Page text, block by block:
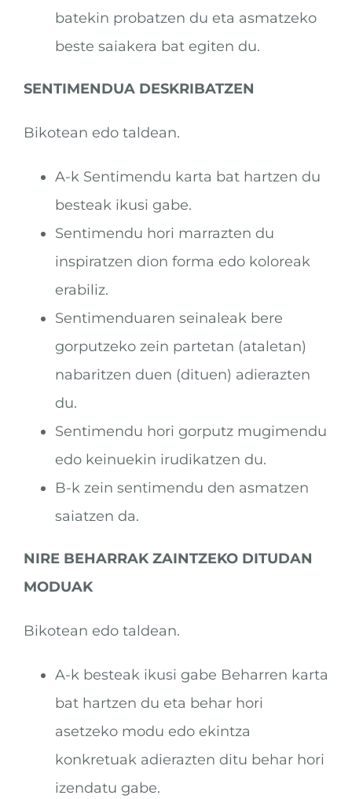
batekin probatzen du eta asmatzeko
beste saiakera bat egiten du.
SENTIMENDUA DESKRIBATZEN
Bikotean edo taldean.
A-k Sentimendu karta bat hartzen du
besteak ikusi gabe.
Sentimendu hori marrazten du
inspiratzen dion forma edo koloreak
erabiliz.
Sentimenduaren seinaleak bere
gorputzeko zein partetan (ataletan)
nabaritzen duen (dituen) adierazten
du.
Sentimendu hori gorputz mugimendu
edo keinuekin irudikatzen du.
B-k zein sentimendu den asmatzen
saiatzen da.
NIRE BEHARRAK ZAINTZEKO DITUDAN
MODUAK
Bikotean edo taldean.
A-k besteak ikusi gabe Beharren karta
bat hartzen du eta behar hori
asetzeko modu edo ekintza
konkretuak adierazten ditu behar hori
izendatu gabe.